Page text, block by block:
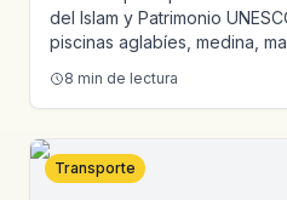
del Islam y Patrimonio
piscinas aglabíes, medina,
8 min de lectura
Transporte